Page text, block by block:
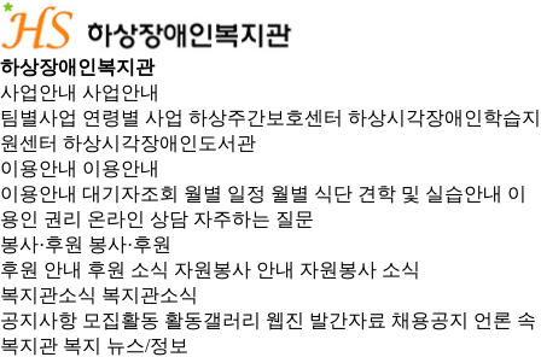
하상장애인복지관
사업안내 사업안내
팀별사업 연령별 사업 하상주간보호센터 하상시각장애인학습지
원센터 하상시각장애인도서관
이용안내 이용안내
이용안내 대기자조회 월별 일정 월별 식단 견학 및 실습안내 이
용인 권리 온라인 상담 자주하는 질문
봉사·후원 봉사·후원
후원 안내 후원 소식 자원봉사 안내 자원봉사 소식
복지관소식 복지관소식
공지사항 모집활동 활동갤러리 웹진 발간자료 채용공지
언론 속
복지관 복지 뉴스/정보